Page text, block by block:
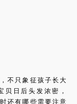
不只象征孩子长大
贝日后头发浓密，
还有哪些需要注意